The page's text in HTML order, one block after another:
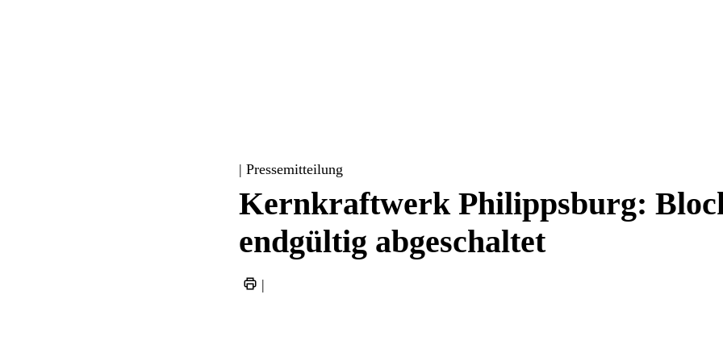
| Pressemitteilung
Kernkraftwerk Philippsburg:
endgültig abgeschaltet
|